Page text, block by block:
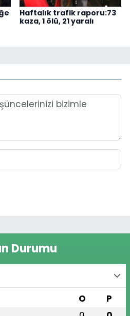
Haftalık trafik raporu:73
kaza, 1 ölü, 21 yaralı
Durumu
O P